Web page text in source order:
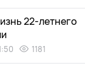
22-летнего
1181